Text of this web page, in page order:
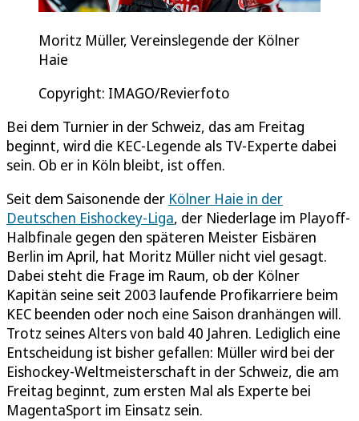
Moritz Müller, Vereinslegende der Kölner
Haie
Copyright: IMAGO/Revierfoto
Bei dem Turnier in der Schweiz, das am Freitag
beginnt, wird die KEC-Legende als TV-Experte dabei
sein. Ob er in Köln bleibt, ist offen.
Seit dem Saisonende der Kölner Haie in der
Deutschen Eishockey-Liga, der Niederlage im Playoff-
Halbfinale gegen den späteren Meister Eisbären
Berlin im April, hat Moritz Müller nicht viel gesagt.
Dabei steht die Frage im Raum, ob der Kölner
Kapitän seine seit 2003 laufende Profikarriere beim
KEC beenden oder noch eine Saison dranhängen will.
Trotz seines Alters von bald 40 Jahren. Lediglich eine
Entscheidung ist bisher gefallen: Müller wird bei der
Eishockey-Weltmeisterschaft in der Schweiz, die am
Freitag beginnt, zum ersten Mal als Experte bei
MagentaSport im Einsatz sein.